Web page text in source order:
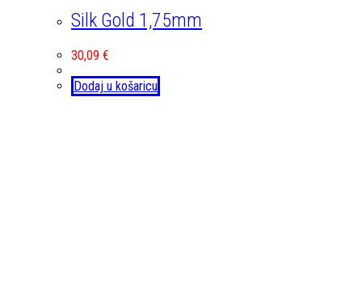
Silk Gold 1,75mm
30,09 €
Dodaj u košaricu